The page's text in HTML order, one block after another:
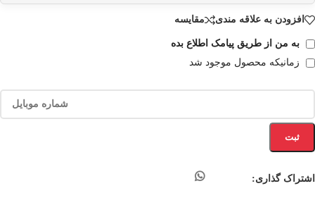
افزودن به علاقه مندی مقایسه
به من از طریق پیامک اطلاع بده
زمانیکه محصول موجود شد
ثبت
اشتراک گذاری: